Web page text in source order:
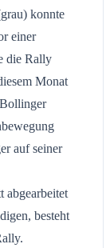
konnte
einer
die Rally
Monat
auf seiner
abgearbeitet
besteht